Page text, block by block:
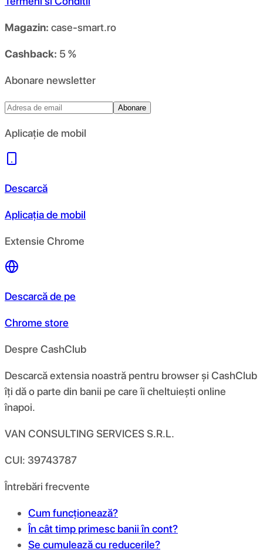
Magazin: case-smart.ro
Cashback: 5 %
Abonare newsletter
Abonare
Aplicație de mobil
Descarcă
Aplicația de mobil
Extensie Chrome
Descarcă de pe
Chrome store
Despre CashClub
Descarcă extensia noastră pentru browser și CashClub
îți dă o parte din banii pe care îi cheltuiești online
înapoi.
VAN CONSULTING SERVICES S.R.L.
CUI: 39743787
Întrebări frecvente
Cum funcționează?
În cât timp primesc banii în cont?
Se cumulează cu reducerile?